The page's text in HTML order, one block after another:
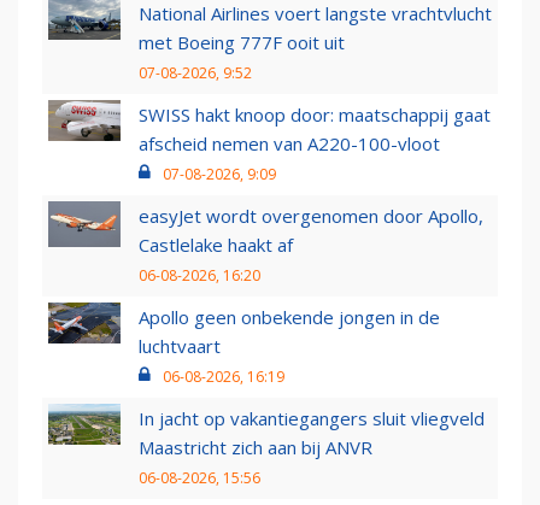
National Airlines voert langste vrachtvlucht
met Boeing 777F ooit uit
07-08-2026, 9:52
SWISS hakt knoop door: maatschappij gaat
afscheid nemen van A220-100-vloot
07-08-2026, 9:09
easyJet wordt overgenomen door Apollo,
Castlelake haakt af
06-08-2026, 16:20
Apollo geen onbekende jongen in de
luchtvaart
06-08-2026, 16:19
In jacht op vakantiegangers sluit vliegveld
Maastricht zich aan bij ANVR
06-08-2026, 15:56